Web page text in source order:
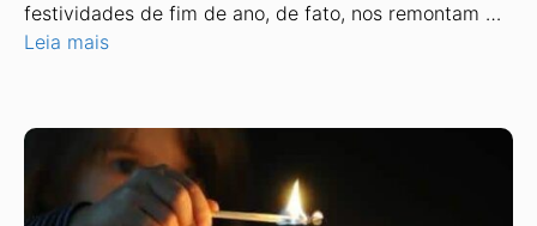
festividades de fim de ano, de fato, nos remontam …
Leia mais